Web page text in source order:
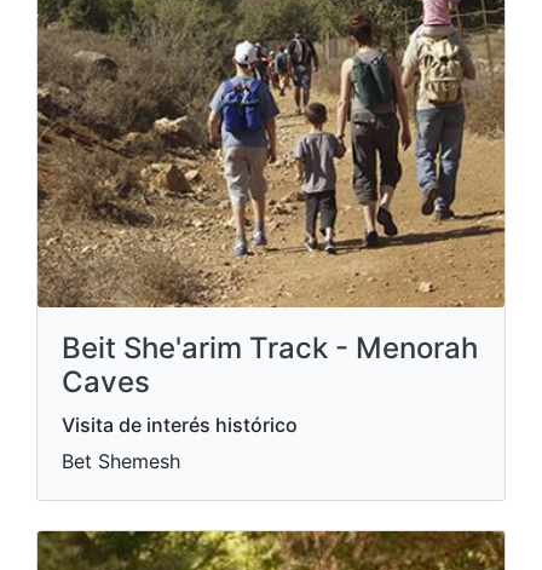
Beit She'arim Track - Menorah
Caves
Visita de interés histórico
Bet Shemesh